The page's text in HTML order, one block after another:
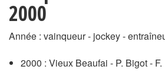
2000
Année : vainqueur - jockey -
2000 : Vieux Beaufai - P. Bigot -